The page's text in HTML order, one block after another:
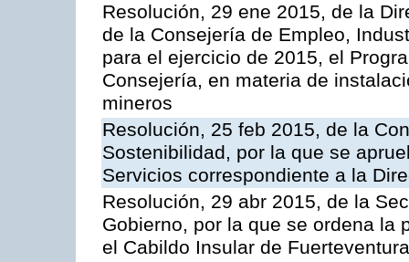
Resolución, 29 ene 2015, de la
de la Consejería de Empleo,
para el ejercicio de 2015, el
Consejería, en materia de
mineros
Resolución, 25 feb 2015, de la
Sostenibilidad, por la que se
Servicios correspondiente a la
Resolución, 29 abr 2015, de la
Gobierno, por la que se ordena la
el Cabildo Insular de